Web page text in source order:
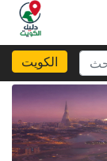
الكويت